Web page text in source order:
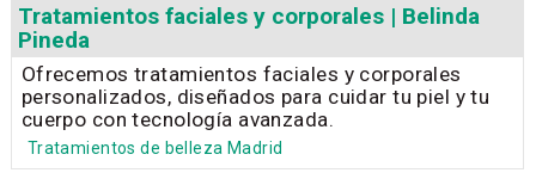
Tratamientos faciales y corporales | Belinda
Pineda
Ofrecemos tratamientos faciales y corporales
personalizados, diseñados para cuidar tu piel y tu
cuerpo con tecnología avanzada.
Tratamientos de belleza Madrid